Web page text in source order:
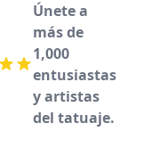
Únete a
más de
1,000
entusiastas
y artistas
del tatuaje.